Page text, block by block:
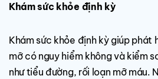
Khám sức khỏe định kỳ
Khám sức khỏe định kỳ giúp phát
mỡ có nguy hiểm không và kiểm
như tiểu đường, rối loạn mỡ máu.